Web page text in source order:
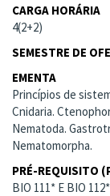
CARGA HORÁRIA
4(2+2)
SEMESTRE DE
EMENTA
Princípios de
Cnidaria.
Nematoda.
Nematomorpha.
PRÉ-REQUISITO
BIO 111* E BIO 112*